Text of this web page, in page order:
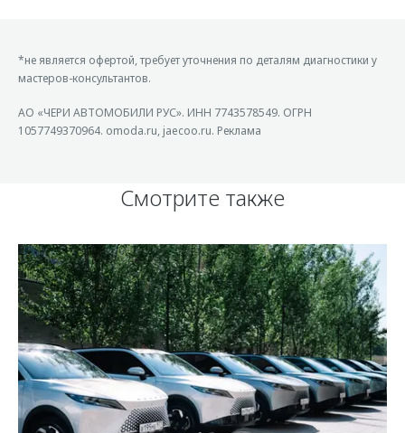
*не является офертой, требует уточнения по деталям диагностики у
мастеров-консультантов.
АО «ЧЕРИ АВТОМОБИЛИ РУС». ИНН 7743578549. ОГРН
1057749370964. omoda.ru, jaecoo.ru. Реклама
Смотрите также